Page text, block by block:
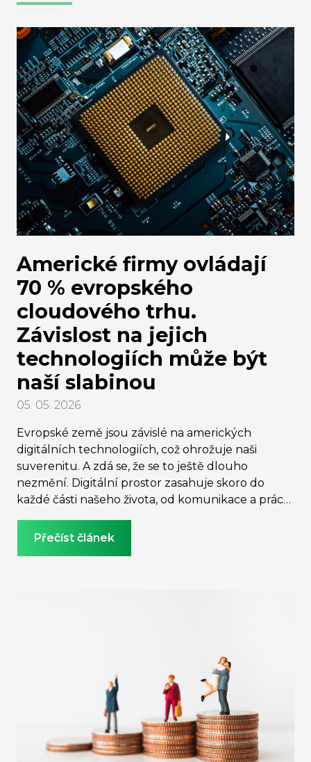
Americké firmy ovládají
70 % evropského
cloudového trhu.
Závislost na jejich
technologiích může být
naší slabinou
05. 05. 2026
Evropské země jsou závislé na amerických
digitálních technologiích, což ohrožuje naši
suverenitu. A zdá se, že se to ještě dlouho
nezmění. Digitální prostor zasahuje skoro do
každé části našeho života, od komunikace a práce
bankovnictví, týká se to také ukládání citlivých
Přečíst článek